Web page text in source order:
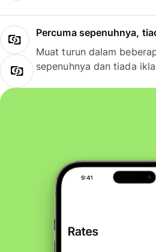
Percuma sepenuhnya,
Muat turun dalam
sepenuhnya dan tiada